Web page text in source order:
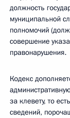
должность
муниципальной
полномочий
совершение
правонарушения.
Кодекс
за клевету, то
сведений,